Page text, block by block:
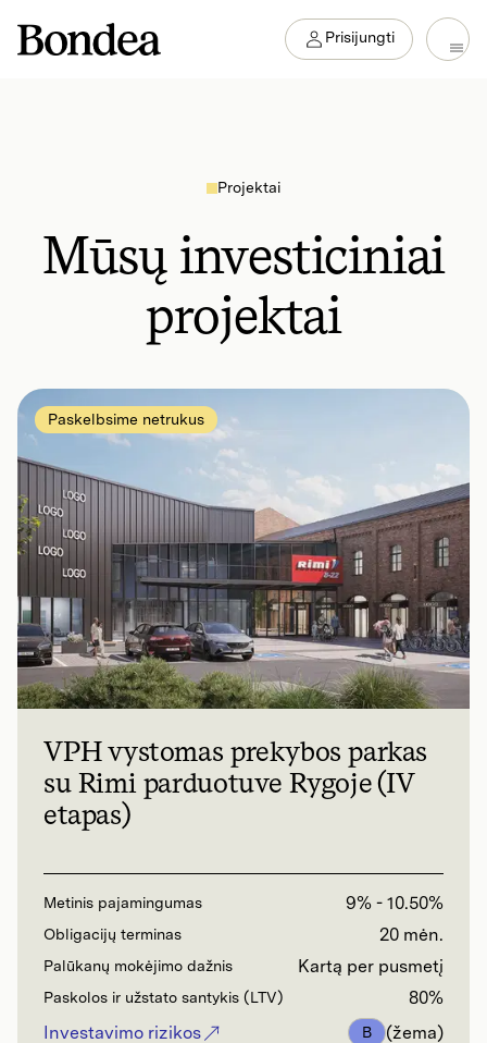
Prisijungti
Projektai
Mūsų investiciniai
projektai
VPH vystomas prekybos parkas
su Rimi parduotuve Rygoje (IV
etapas)
Metinis pajamingumas 9% - 10.50%
Obligacijų terminas 20 mėn.
Palūkanų mokėjimo dažnis Kartą per pusmetį
Paskolos ir užstato santykis (LTV)
80%
Investavimo rizikos
B (žema)
Paskelbsime netrukus